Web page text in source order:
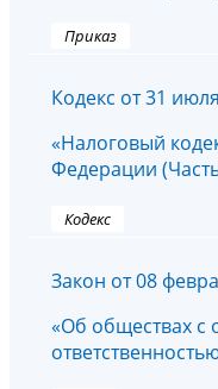
Приказ
Кодекс от 31
«Налоговый
Федерации
Кодекс
Закон от 08
«Об обществах с